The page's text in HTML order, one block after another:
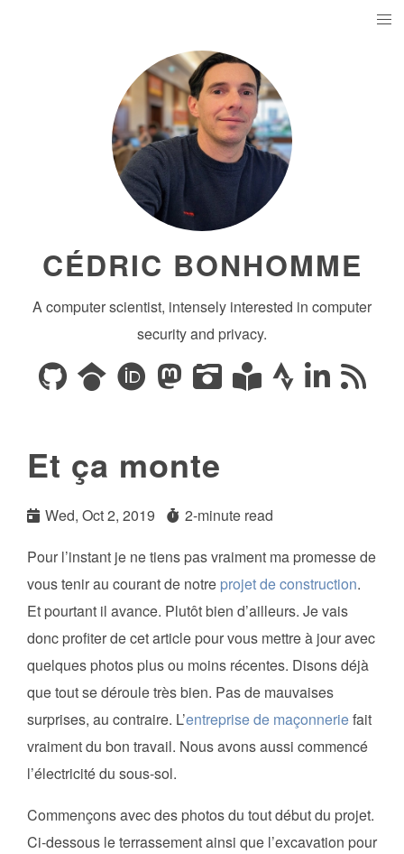
CÉDRIC BONHOMME
A computer scientist, intensely interested in computer
security and privacy.
Et ça monte
Wed, Oct 2, 2019
2-minute read
Pour l’instant je ne tiens pas vraiment ma promesse de
vous tenir au courant de notre projet de construction.
Et pourtant il avance. Plutôt bien d’ailleurs. Je vais
donc profiter de cet article pour vous mettre à jour avec
quelques photos plus ou moins récentes. Disons déjà
que tout se déroule très bien. Pas de mauvaises
surprises, au contraire. L’entreprise de maçonneriefait
vraiment du bon travail. Nous avons aussi commencé
l’électricité du sous-sol.
Commençons avec des photos du tout début du projet.
Ci-dessous le terrassement ainsi que l’excavation pour